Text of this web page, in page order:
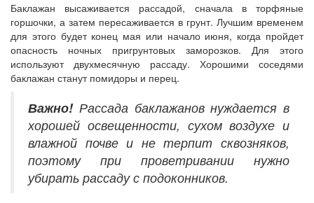
Баклажан высаживается рассадой, сначала в торфяные
горшочки, а затем пересаживается в грунт. Лучшим временем
для этого будет конец мая или начало июня, когда пройдет
опасность ночных пригрунтовых заморозков. Для этого
используют двухмесячную рассаду. Хорошими соседями
баклажан станут помидоры и перец.
Важно!Рассада баклажанов нуждается в
хорошей освещенности, сухом воздухе и
влажной почве и не терпит сквозняков,
поэтому при проветривании нужно
убирать рассаду с подоконников.